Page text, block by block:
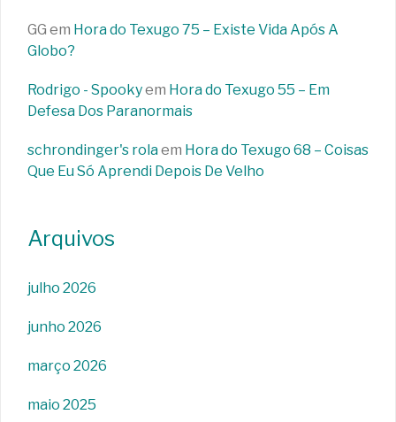
GG em Hora do Texugo 75 – Existe Vida Após A
Globo?
Rodrigo - Spookyem Hora do Texugo 55 – Em
Defesa Dos Paranormais
schrondinger's rolaem Hora do Texugo 68 – Coisas
Que Eu Só Aprendi Depois De Velho
Arquivos
julho 2026
junho 2026
março 2026
maio 2025